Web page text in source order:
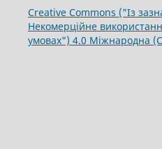
Creative Commons ("Із
Некомерційне
умовах") 4.0 Міжнародна